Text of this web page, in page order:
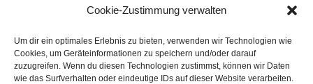
Cookie-Zustimmung verwalten
Um dir ein optimales Erlebnis zu bieten, verwenden wir Technologien wie
Cookies, um Geräteinformationen zu speichern und/oder darauf
zuzugreifen. Wenn du diesen Technologien zustimmst, können wir Daten
wie das Surfverhalten oder eindeutige IDs auf dieser Website verarbeiten.
Förderung Balkonkraftwerk